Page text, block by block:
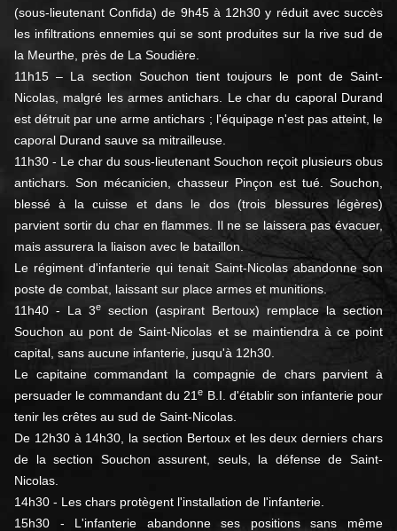
(sous-lieutenant Confida) de 9h45 à 12h30 y réduit avec succès
les infiltrations ennemies qui se sont produites sur la rive sud de
la Meurthe, près de La Soudière.
11h15 – La section Souchon tient toujours le pont de Saint-
Nicolas, malgré les armes antichars. Le char du caporal Durand
est détruit par une arme antichars ; l'équipage n'est pas atteint, le
caporal Durand sauve sa mitrailleuse.
11h30 - Le char du sous-lieutenant Souchon reçoit plusieurs obus
antichars. Son mécanicien, chasseur Pinçon est tué. Souchon,
blessé à la cuisse et dans le dos (trois blessures légères)
parvient sortir du char en flammes. Il ne se laissera pas évacuer,
mais assurera la liaison avec le bataillon.
Le régiment d'infanterie qui tenait Saint-Nicolas abandonne son
poste de combat, laissant sur place armes et munitions.
11h40 - La 3e
section (aspirant Bertoux) remplace la section
Souchon au pont de Saint-Nicolas et se maintiendra à ce point
capital, sans aucune infanterie, jusqu'à 12h30.
Le capitaine commandant la compagnie de chars parvient à
persuader le commandant du 21e B.I. d'établir son infanterie pour
tenir les crêtes au sud de Saint-Nicolas.
De 12h30 à 14h30, la section Bertoux et les deux derniers chars
de la section Souchon assurent, seuls, la défense de Saint-
Nicolas.
14h30 - Les chars protègent l'installation de l'infanterie.
15h30 - L'infanterie abandonne ses positions sans même